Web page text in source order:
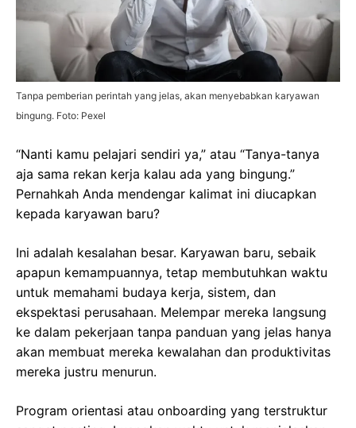
Tanpa pemberian perintah yang jelas, akan menyebabkan karyawan
bingung. Foto: Pexel
“Nanti kamu pelajari sendiri ya,” atau “Tanya-tanya
aja sama rekan kerja kalau ada yang bingung.”
Pernahkah Anda mendengar kalimat ini diucapkan
kepada karyawan baru?
Ini adalah kesalahan besar. Karyawan baru, sebaik
apapun kemampuannya, tetap membutuhkan waktu
untuk memahami budaya kerja, sistem, dan
ekspektasi perusahaan. Melempar mereka langsung
ke dalam pekerjaan tanpa panduan yang jelas hanya
akan membuat mereka kewalahan dan produktivitas
mereka justru menurun.
Program orientasi atau onboarding yang terstruktur